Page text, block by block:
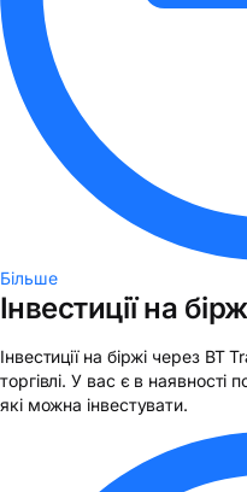
Більше
Інвестиції на
Інвестиції на біржі через
торгівлі. У вас є в
які можна інвестувати.